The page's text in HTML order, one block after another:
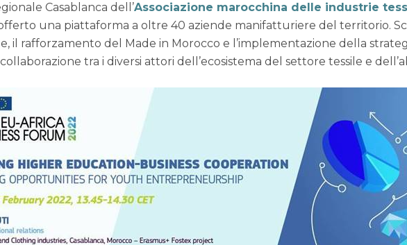
Casablanca dell’Associazione marocchina delle industrie
una piattaforma a oltre 40 aziende manifatturiere del territorio.
il rafforzamento del Made in Morocco e l’implementazione della
tra i diversi attori dell’ecosistema del settore tessile e